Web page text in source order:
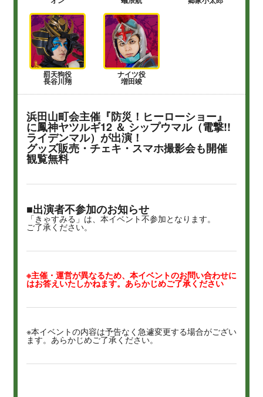
罰天狗役
長谷川翔
ナイツ役
増田竣
浜田山町会主催『防災！ヒーローショー』
に鳳神ヤツルギ12 ＆ シップウマル（電撃!!
ライデンマル）が出演！
グッズ販売・チェキ・スマホ撮影会も開催
観覧無料
■出演者不参加のお知らせ
「きゃすみる」は、本イベント不参加となります。
ご了承ください。
※主催・運営が異なるため、本イベントのお問い合わせに
はお答えいたしかねます。あらかじめご了承ください
※本イベントの内容は予告なく急遽変更する場合がござい
ます。あらかじめご了承ください。